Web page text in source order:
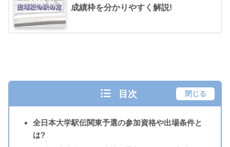
成績枠を分かりやすく解説!
目次 閉じる
全日本大学駅伝関東予選の参加資格や出場条件と
は?